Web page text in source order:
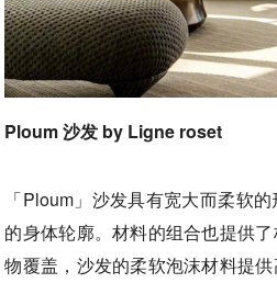
Ploum 沙发 by Ligne roset
「Ploum」沙发具有宽大而柔软
的身体轮廓。材料的组合也提供
物覆盖，沙发的柔软泡沫材料提